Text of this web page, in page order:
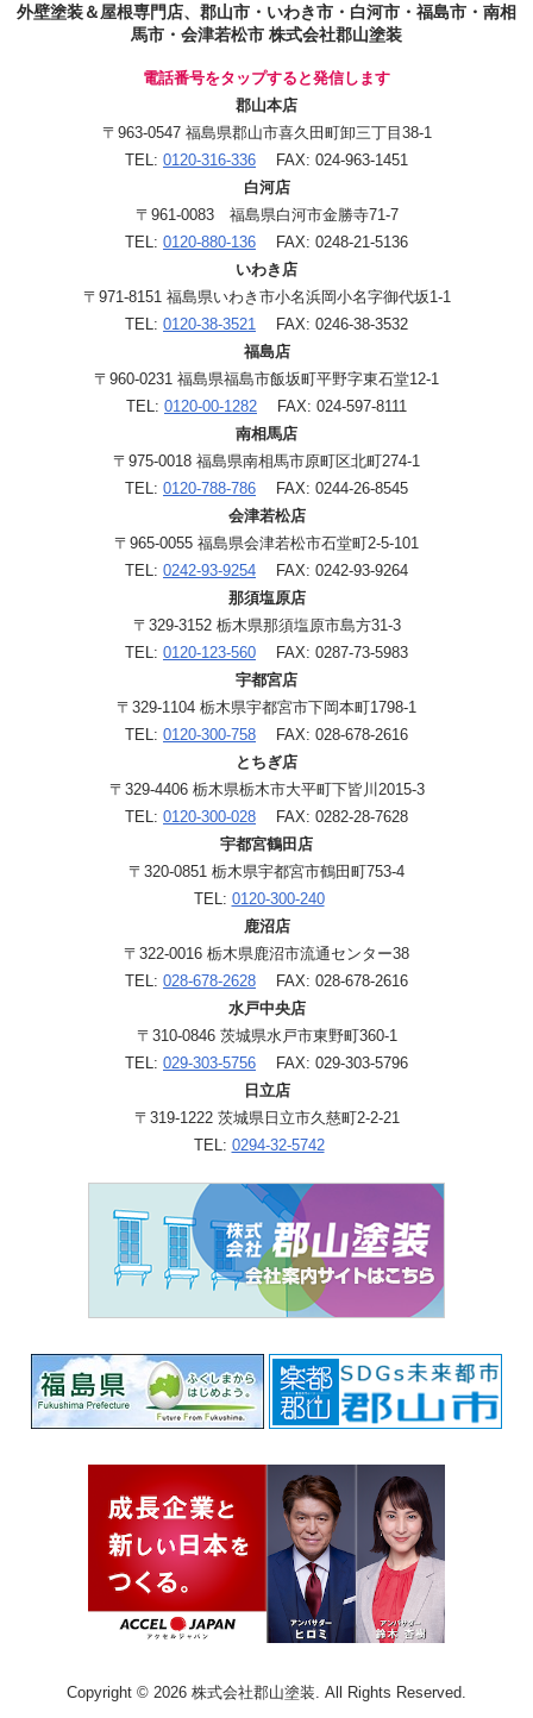
外壁塗装＆屋根専門店、郡山市・いわき市・白河市・福島市・南相
馬市・会津若松市 株式会社郡山塗装
電話番号をタップすると発信します
郡山本店
〒963-0547 福島県郡山市喜久田町卸三丁目38-1
TEL: 0120-316-336 FAX: 024-963-1451
白河店
〒961-0083 福島県白河市金勝寺71-7
TEL: 0120-880-136 FAX: 0248-21-5136
いわき店
〒971-8151 福島県いわき市小名浜岡小名字御代坂1-1
TEL: 0120-38-3521
FAX: 0246-38-3532
福島店
〒960-0231 福島県福島市飯坂町平野字東石堂12-1
TEL: 0120-00-1282 FAX: 024-597-8111
南相馬店
〒975-0018 福島県南相馬市原町区北町274-1
TEL: 0120-788-786 FAX: 0244-26-8545
会津若松店
〒965-0055 福島県会津若松市石堂町2-5-101
TEL: 0242-93-9254 FAX: 0242-93-9264
那須塩原店
〒329-3152 栃木県那須塩原市島方31-3
TEL: 0120-123-560 FAX: 0287-73-5983
宇都宮店
〒329-1104 栃木県宇都宮市下岡本町1798-1
TEL: 0120-300-758 FAX: 028-678-2616
とちぎ店
〒329-4406 栃木県栃木市大平町下皆川2015-3
TEL: 0120-300-028 FAX: 0282-28-7628
宇都宮鶴田店
〒320-0851 栃木県宇都宮市鶴田町753-4
TEL: 0120-300-240
鹿沼店
〒322-0016 栃木県鹿沼市流通センター38
TEL: 028-678-2628 FAX: 028-678-2616
水戸中央店
〒310-0846 茨城県水戸市東野町360-1
TEL: 029-303-5756 FAX: 029-303-5796
日立店
〒319-1222 茨城県日立市久慈町2-2-21
TEL: 0294-32-5742
Copyright © 2026 株式会社郡山塗装. All Rights Reserved.